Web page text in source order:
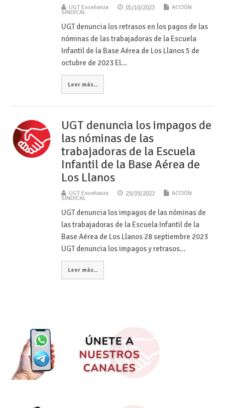
UGT Enseñanza 05/10/2023 ACCIÓN
SINDICAL
UGT denuncia los retrasos en los pagos de las
nóminas de las trabajadoras de la Escuela
Infantil de la Base Aérea de Los Llanos 5 de
octubre de 2023 El…
Leer más...
UGT denuncia los impagos de
las nóminas de las
trabajadoras de la Escuela
Infantil de la Base Aérea de
Los Llanos
UGT Enseñanza 29/09/2023 ACCIÓN
SINDICAL
UGT denuncia los impagos de las nóminas de
las trabajadoras de la Escuela Infantil de la
Base Aérea de Los Llanos 28 septiembre 2023
UGT denuncia los impagos y retrasos…
Leer más...